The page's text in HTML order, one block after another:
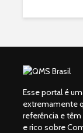
Esse portal é
extremamente
referência e
e rico sobre